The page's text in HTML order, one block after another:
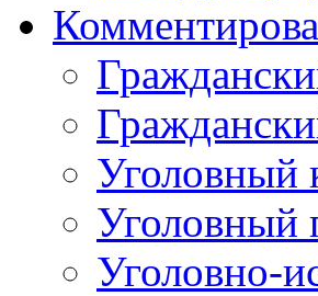
Уголовный
Уголовный
Уголовно-